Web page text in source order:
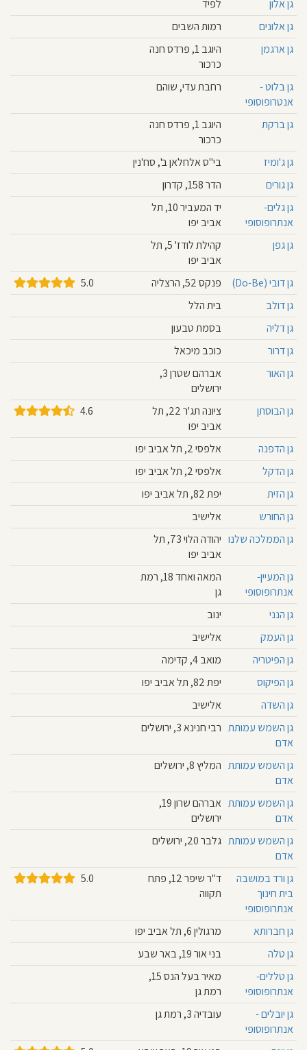
גן אלון
לפיד
גן אלונים
רמות השבים
גן ארגמן
היוגב 1, פרדס חנה
כרכור
גן בלוט -
אנטרופוסופי
רחבת עדי, שוהם
גן ברקת
היוגב 1, פרדס חנה
כרכור
גן ג'ומיז
בי"ס אלחלאן ב', סח'נין
גן גורים
הדר 158, קדרון
גן גלים-
אנתרופוסופי
יד המעביר 10, תל
אביב יפו
גן גפן
קהילת לודז' 5, תל
אביב יפו
גן דובי (Do-Be)
פנקס 52, הרצליה
5.0
גן דולב
בית הלל
גן דליה
בסמת טבעון
גן דרור
כוכב מיכאל
גן האור
אברהם שטרן 3,
ירושלים
גן הבוסתן
ציונה תג'ר 22, תל
אביב יפו
4.6
גן הדפנה
אלפסי 2, תל אביב יפו
גן הדקל
אלפסי 2, תל אביב יפו
גן הזית
יפת 82, תל אביב יפו
גן החורש
אלישיב
גן הממלכה שלנו
יהודה הלוי 73, תל
אביב יפו
גן המעיין-
אנתרופוסופי
המאה ואחד 18, רמת
גן
גן הנני
ינוב
גן העמק
אלישיב
גן הפיטריה
מואב 4, קדימה
גן הפיקוס
יפת 82, תל אביב יפו
גן השדה
אלישיב
גן השמש עמותת
אדם
רבי חנינא 3, ירושלים
גן השמש עמותת
אדם
המליץ 8, ירושלים
גן השמש עמותת
אדם
אברהם שרון 19,
ירושלים
גן השמש עמותת
אדם
גלבר 20, ירושלים
גן ורד במושבה
בית חינוך
אנתרופוסופי
ד"ר שיפר 12, פתח
תקווה
5.0
גן חברותא
מרגולין 6, תל אביב יפו
גן טלה
בני אור 19, באר שבע
גן טללים-
אנתרופוסופי
מאיר בעל הנס 15,
רמת גן
גן יובלים -
אנתרופוסופי
עובדיה 3, רמת גן